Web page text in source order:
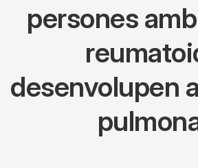
persones
desenvolupen